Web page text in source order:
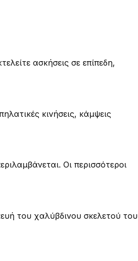
ασκήσεις σε επίπεδη,
κινήσεις, κάμψεις
Οι περισσότεροι
του χαλύβδινου σκελετού του